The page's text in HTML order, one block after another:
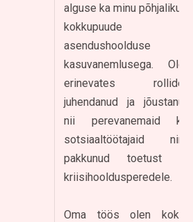
alguse ka minu põhjalikum
kokkupuude
asendushoolduse ja
kasuvanemlusega. Olen
erinevates rollides
juhendanud ja jõustanud
nii perevanemaid kui
sotsiaaltöötajaid ning
pakkunud toetust ka
kriisihooldusperedele.
Oma töös olen kokku